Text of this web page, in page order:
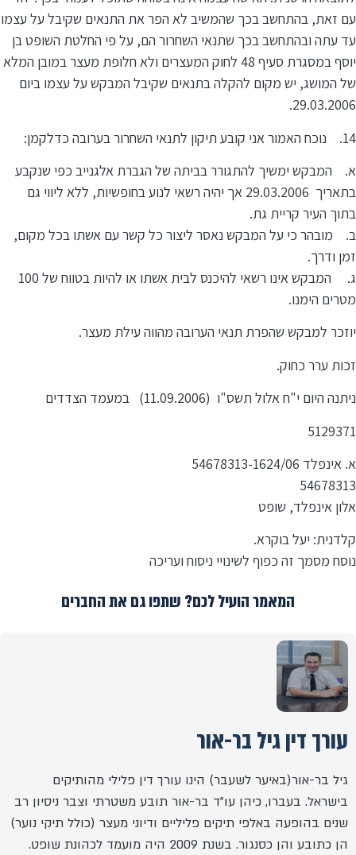
עם זאת, בהתחשב בכך שהמשיב לא הפר את התנאים שקיבל על עצמו
עד עתה ובהתחשב בכך שתנאי השחרור הם, על פי החלטת השופט בן
יוסף במסגרת סעיף 48 לחוק המעצרים ולא חלופת מעצר במובן המלא
של המושג, יש מקום להקלה בתנאים שקיבל המבקש על עצמו ביום
29.03.2006.
14. נוכח האמור אני קובע תיקון לתנאי השחרור בערובה כדלקמן:
א. המבקש ימשיך להתגורר בביתה של הגברת אלגנייב כפי שנקבע
בתאריך 29.03.2006 אך יהיה רשאי לנוע בחופשיות, ללא ליווי גם
בתוך העיר קריית גת.
ב. מובהר כי על המבקש נאסר ליצור כל קשר עם אשתו בכל מקום,
זמן ודרך.
ג. המבקש אינו רשאי להיכנס לבית אשתו או להיות בטווח של 100
מטרים הימנו.
יוזכר למבקש שהפרת תנאי הערובה מהווה עילת מעצר.
זכות ערר כחוק.
ניתנה היום י"ח אלול תשס"ו (11.09.2006) במעמד הצדדים
5129371
א. אינפלד 54678313-1624/06
54678313
אלון אינפלד, שופט
קלדנית: יעל בוקרא.
נוסח מסמך זה כפוף לשינויי ניסוח ועריכה
המאמר הועיל לכם? שתפו גם את החברים
עורך דין גיל בר-אור
גיל בר-אור(באיער לשעבר) הינו עורך דין פלילי מהותיקים
בישראל. בעברו, כיהן עו"ד בר-אור תובע משטרתי וצבר ניסיון רב
שנים בהופעה באלפי תיקים פליליים ודיוני מעצר (כולל תיקי נוער)
הן כתובע והן כסנגור. בשנת 2009 היה מועמד לכהונת שופט.